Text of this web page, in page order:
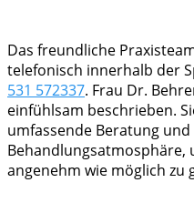
Das freundliche
telefonisch innerhalb der
531 572337. Frau Dr.
einfühlsam beschrieben.
umfassende Beratung
Behandlungsatmosphäre,
angenehm wie möglich zu